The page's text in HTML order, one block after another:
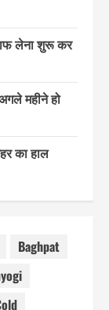
लेना शुरू कर
महीने हो
का हाल
Baghpat